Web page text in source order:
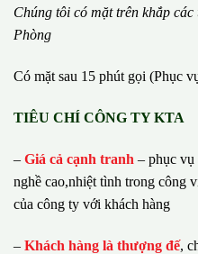
Chúng tôi có mặt trên khắp các
Phòng
Có mặt sau 15 phút gọi (Phục
TIÊU CHÍ CÔNG TY KTA
– Giá cả cạnh tranh – phục vụ
nghề cao,nhiệt tình trong công
của công ty với khách hàng
– Khách hàng là thượng đế,